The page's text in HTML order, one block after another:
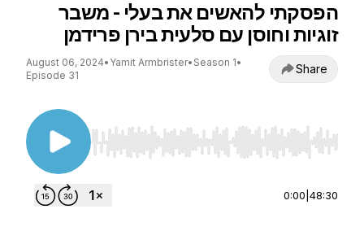
הפסקתי להאשים את בעלי - משבר
זוגיות וחוסן עם סלעית בירן פרידמן
August 06, 2024• Yamit Armbrister• Season 1•
Episode 31
Share
Use Left/Right to seek, Home/End to jump to
0:00 48:30